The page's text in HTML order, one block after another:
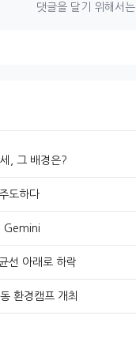
댓글을 달기 위해서는
, 그 배경은?
도하다
Gemini
선 아래로 하락
환경캠프 개최